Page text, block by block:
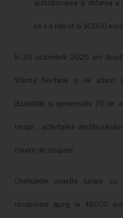
ce s-a ridicat la 90000
În 28 octombrie 2025 am
Sfântul Nectarie și de
dizabilități și aproximativ 70 de
terapii , activitatea
maxim de ocupare.
Cheltuielile noastre lunare
recuperare ajung la 48000